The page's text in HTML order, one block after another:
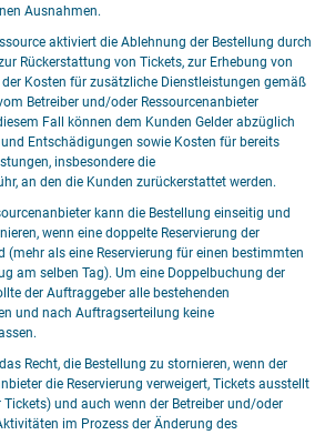
Ausnahmen.
aktiviert die Ablehnung der Bestellung durch
Rückerstattung von Tickets, zur Erhebung von
Kosten für zusätzliche Dienstleistungen gemäß
Betreiber und/oder Ressourcenanbieter
Fall können dem Kunden Gelder abzüglich
Entschädigungen sowie Kosten für bereits
insbesondere die
an den die Kunden zurückerstattet werden.
kann die Bestellung einseitig und
wenn eine doppelte Reservierung der
(mehr als eine Reservierung für einen bestimmten
am selben Tag). Um eine Doppelbuchung der
der Auftraggeber alle bestehenden
und nach Auftragserteilung keine
Recht, die Bestellung zu stornieren, wenn der
die Reservierung verweigert, Tickets ausstellt
und auch wenn der Betreiber und/oder
im Prozess der Änderung des